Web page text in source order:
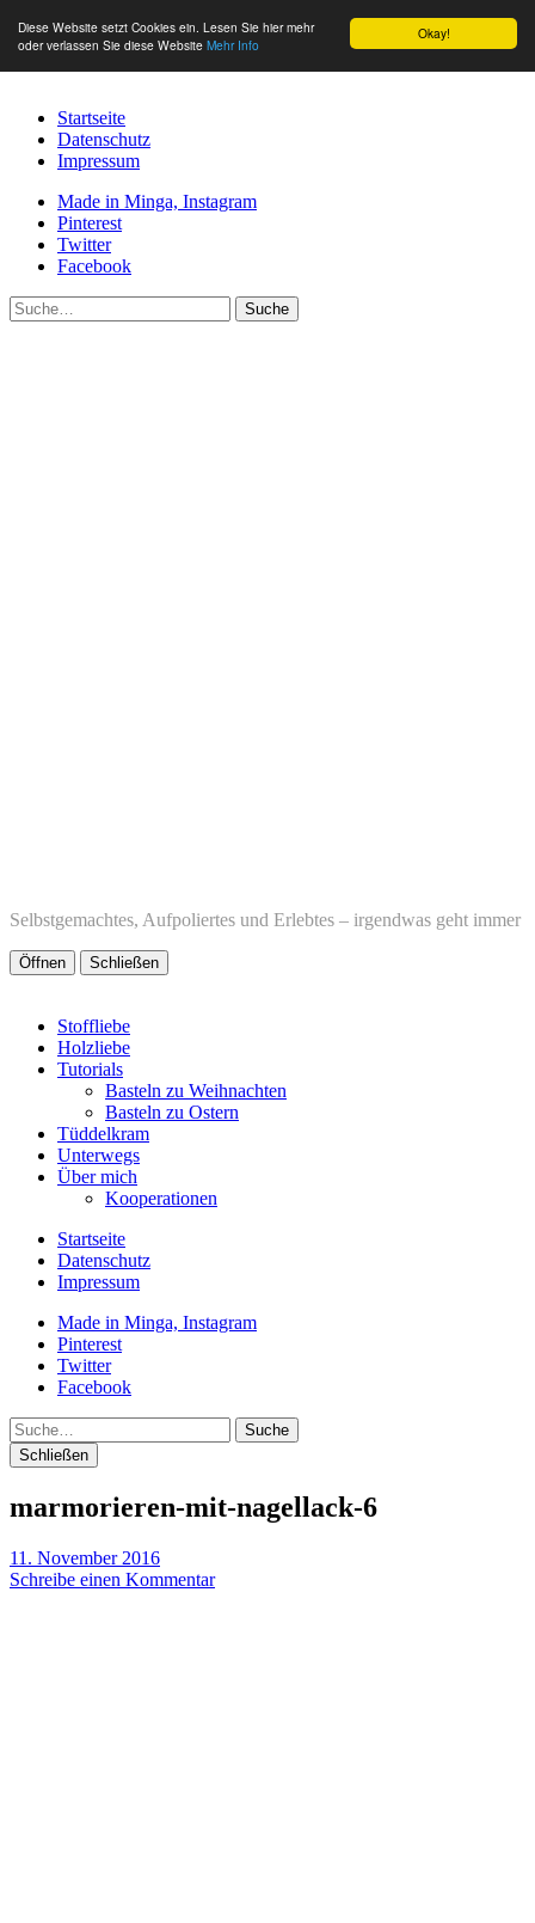
Okay!
Diese Website setzt Cookies ein. Lesen Sie hier mehr
oder verlassen Sie diese Website Mehr Info
Startseite
Datenschutz
Impressum
Made in Minga, Instagram
Pinterest
Twitter
Facebook
Suche
Selbstgemachtes, Aufpoliertes und Erlebtes – irgendwas geht immer
Öffnen Schließen
Stoffliebe
Holzliebe
Tutorials
Basteln zu Weihnachten
Basteln zu Ostern
Tüddelkram
Unterwegs
Über mich
Kooperationen
Startseite
Datenschutz
Impressum
Made in Minga, Instagram
Pinterest
Twitter
Facebook
Suche
Schließen
marmorieren-mit-nagellack-6
11. November 2016
Schreibe einen Kommentar